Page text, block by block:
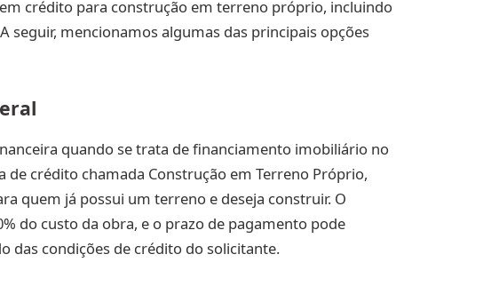
crédito para construção em terreno próprio, incluindo
seguir, mencionamos algumas das principais opções
quando se trata de financiamento imobiliário no
de crédito chamada Construção em Terreno Próprio,
quem já possui um terreno e deseja construir. O
do custo da obra, e o prazo de pagamento pode
das condições de crédito do solicitante.